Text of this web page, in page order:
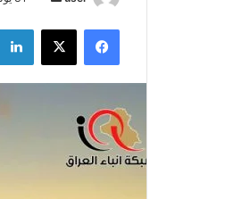
فيسبوك ‫X